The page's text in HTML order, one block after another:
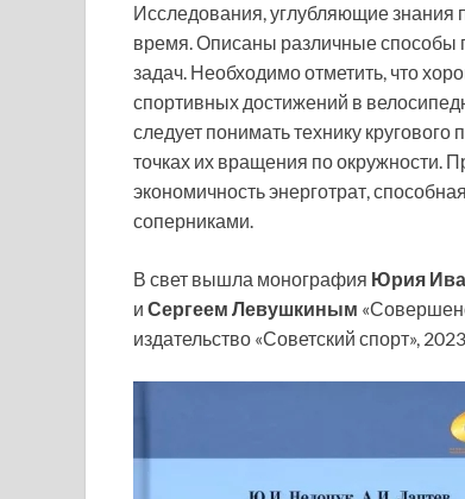
Исследования, углубляющие знания
время. Описаны различные способы
задач. Необходимо отметить, что
спортивных достижений в
следует понимать технику
точках их вращения по окружности.
экономичность энерготрат,
соперниками.
В свет вышла монография Юрия
и Сергеем Левушкиным
издательство «Советский спорт»,